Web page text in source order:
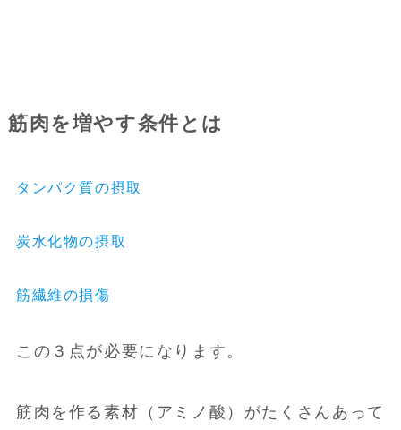
筋肉を増やす条件とは
タンパク質の摂取
炭水化物の摂取
筋繊維の損傷
この３点が必要になります。
筋肉を作る素材（アミノ酸）がたくさんあって